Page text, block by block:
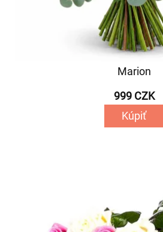
Marion
999 CZK
Kúpiť